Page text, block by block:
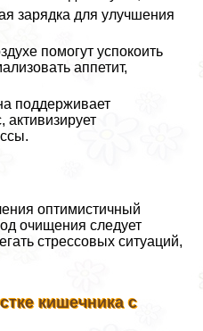
зарядка для улучшения
помогут успокоить
аппетит,
поддерживает
активизирует
оптимистичный
очищения следует
стрессовых ситуаций,
кишечника с